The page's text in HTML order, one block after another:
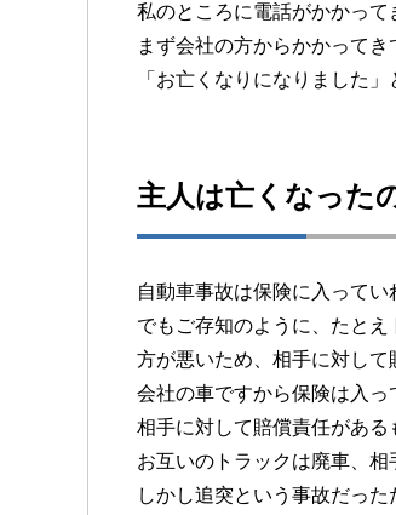
私のところに電話がかかって
まず会社の方からかかってき
「お亡くなりになりました
主人は亡くなった
自動車事故は保険に入ってい
でもご存知のように、たと
方が悪いため、相手に対して
会社の車ですから保険は入っ
相手に対して賠償責任がある
お互いのトラックは廃車、相
しかし追突という事故だっ